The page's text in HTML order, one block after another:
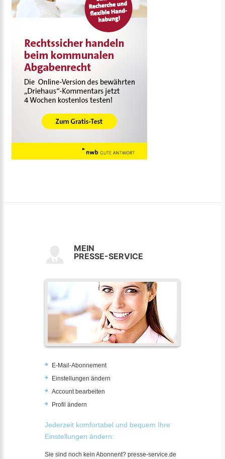
MEIN
PRESSE-SERVICE
E-Mail-Abonnement
Einstellungen ändern
Account bearbeiten
Profil ändern
Jederzeit komfortabel und bequem Ihre
Einstellungen ändern:
Sie sind noch kein Abonnent? presse-service.de